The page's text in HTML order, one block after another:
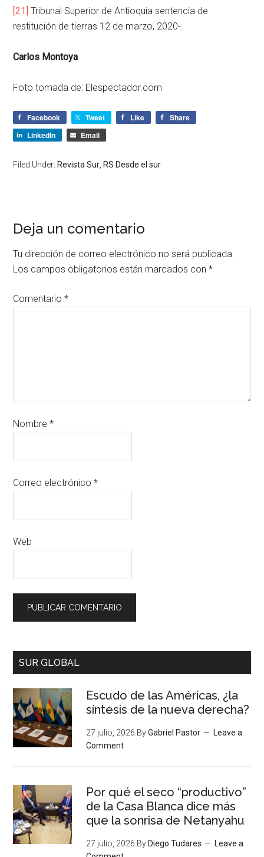
[21] Tribunal Superior de Antioquia sentencia de
restitución de tierras 12 de marzo, 2020-.
Carlos Montoya
Foto tomada de: Elespectador.com
Facebook Tweet Like
Share
LinkedIn
Email
Filed Under: Revista Sur RS Desde el sur
Deja un comentario
Tu dirección de correo electrónico no será publicada.
Los campos obligatorios están marcados con*
Comentario*
Nombre*
Correo electrónico*
Web
SUR GLOBAL
Escudo de las Américas, ¿la
síntesis de la nueva derecha?
27 julio, 2026 ByGabriel Pastor
Leave a
Comment
Por qué el seco “productivo”
de la Casa Blanca dice más
que la sonrisa de Netanyahu
27 julio, 2026 By Diego Tudares
Leave a